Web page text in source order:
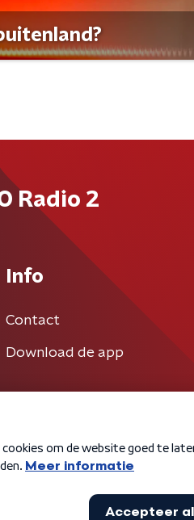
Radio 2
Info
Contact
Download de app